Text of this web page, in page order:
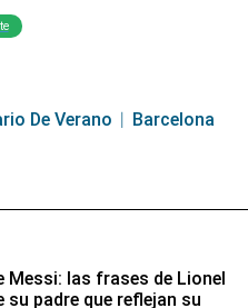
De Verano
Barcelona
Messi: las frases de Lionel
su padre que reflejan su